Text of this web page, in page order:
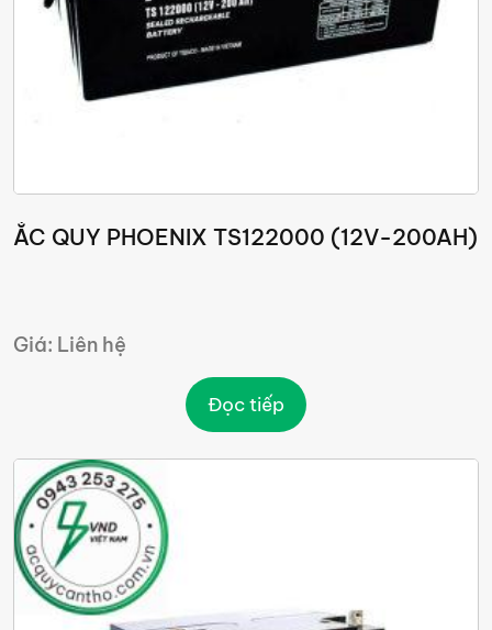
ẮC QUY PHOENIX TS122000 (12V-200AH)
Giá: Liên hệ
Đọc tiếp